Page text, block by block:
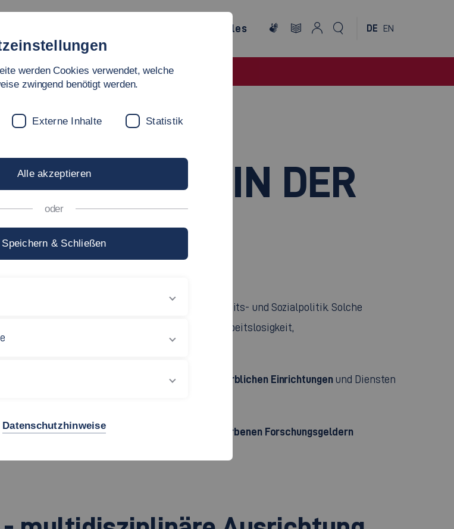
Internationales DE EN
IN DER
Antworten
zu aktuellen Themen der Gesundheits- und Sozialpolitik. Solche
und gesundheitspflegerischer Institutionen, Arbeitslosigkeit,
öffentlichen, gemeinnützigen und gewerblichen Einrichtungenund Diensten
nicht von der Fakultät, sondern aus eingeworbenen Forschungsgeldern
werden Cookies verwendet, welche
zwingend benötigt werden.
Externe Inhalte Statistik
Alle akzeptieren
oder
Speichern & Schließen
Datenschutzhinweise